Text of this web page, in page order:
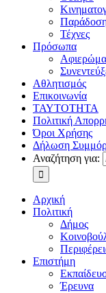
Τέχνες
Πρόσωπα
Αθλητισμός
Επικοινωνία
ΤΑΥΤΟΤΗΤΑ
Πολιτική
Όροι Χρήσης
Δήλωση
Αναζήτηση για:
Αρχική
Πολιτική
Δήμος
Επιστήμη
Έρευνα